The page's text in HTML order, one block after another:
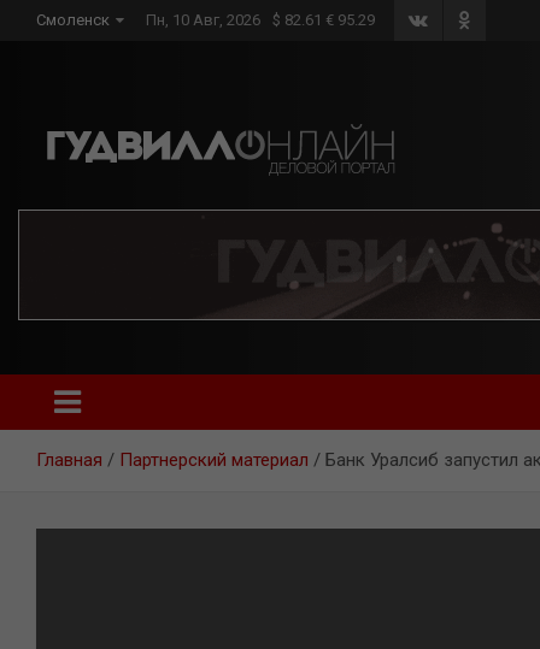
Смоленск Пн, 10 Авг, 2026 $ 82.61 € 95.29
Главная Партнерский материал Банк Уралсиб запустил